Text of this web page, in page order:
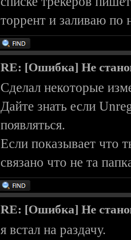
торрент и заливаю
RE: [Ошибка] Не
Сделал некоторые
Дайте знать если
появляться.
Если показывает что
связано что не та
RE: [Ошибка] Не
я встал на раздачу.